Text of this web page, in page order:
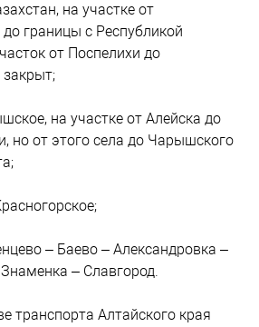
на участке от
границы с Республикой
от Поспелихи до
на участке от Алейска до
но от этого села до Чарышского
– Баево – Александровка –
– Славгород.
транспорта Алтайского края